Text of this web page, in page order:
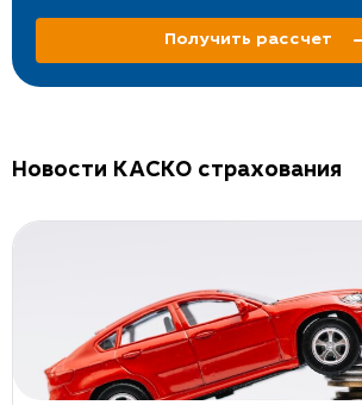
Получить рассчет
Новости КАСКО страхования